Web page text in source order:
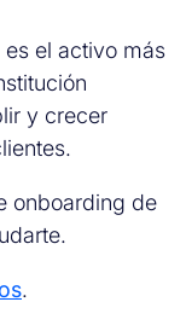
el activo más
y crecer
onboarding de
.